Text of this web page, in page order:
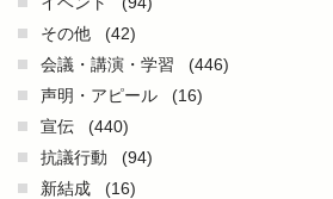
その他
(42)
会議・講演・学習
(446)
声明・アピール
(16)
宣伝
(440)
抗議行動
(94)
新結成
(16)